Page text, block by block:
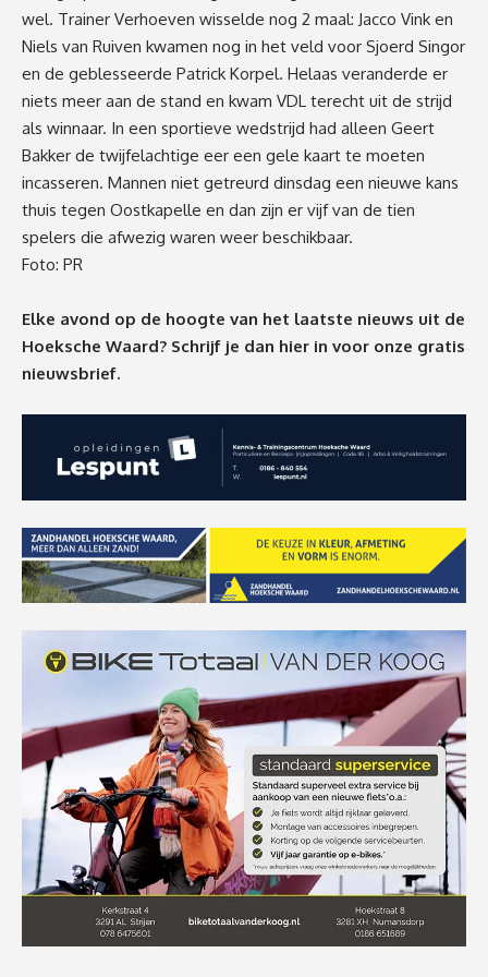
wel. Trainer Verhoeven wisselde nog 2 maal: Jacco Vink en
Niels van Ruiven kwamen nog in het veld voor Sjoerd Singor
en de geblesseerde Patrick Korpel. Helaas veranderde er
niets meer aan de stand en kwam VDL terecht uit de strijd
als winnaar. In een sportieve wedstrijd had alleen Geert
Bakker de twijfelachtige eer een gele kaart te moeten
incasseren. Mannen niet getreurd dinsdag een nieuwe kans
thuis tegen Oostkapelle en dan zijn er vijf van de tien
spelers die afwezig waren weer beschikbaar.
Foto: PR
Elke avond op de hoogte van het laatste nieuws uit de
Hoeksche Waard? Schrijf je dan hier in voor onze gratis
nieuwsbrief.